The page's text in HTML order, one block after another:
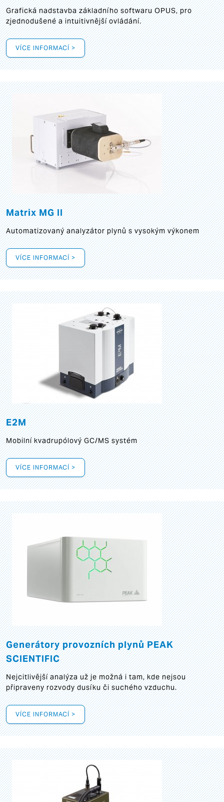
Grafickánadstavba základního softwaru OPUS, pro
zjednodušené a intuitivnější ovládání.
VÍCE INFORMACÍ >
Matrix MG II
Automatizovaný analyzátor plynů s vysokým výkonem
VÍCE INFORMACÍ >
E2M
Mobilní kvadrupólový GC/MS systém
VÍCE INFORMACÍ >
Generátory provozních plynů PEAK
SCIENTIFIC
Nejcitlivější analýza už je možná i tam, kde nejsou
připraveny rozvody dusíku či suchého vzduchu.
VÍCE INFORMACÍ >